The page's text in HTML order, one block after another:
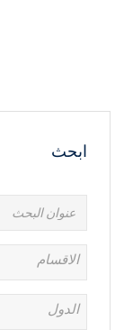
ابحث
الاقسام
الدول